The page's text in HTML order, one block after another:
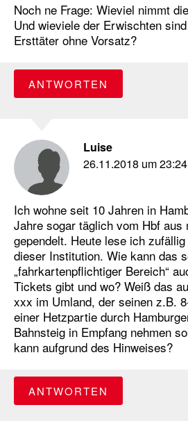
Noch ne Frage: Wieviel nimmt
Und wieviele der Erwischten
Ersttäter ohne Vorsatz?
ANTWORTEN
Luise
26.11.2018 um
Ich wohne seit 10 Jahren in
Jahre sogar täglich vom Hbf aus
gependelt. Heute lese ich
dieser Institution. Wie kann das
„fahrkartenpflichtiger Bereich“
Tickets gibt und wo? Weiß das
xxx im Umland, der seinen z.B.
einer Hetzpartie durch
Bahnsteig in Empfang nehmen
kann aufgrund des Hinweises?
ANTWORTEN